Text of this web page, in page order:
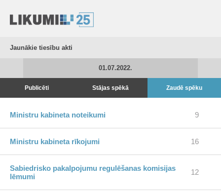
Jaunākie tiesību akti
01.07.2022.
Publicēti Stājas spēkā Zaudē spēku
Ministru kabineta noteikumi 9
Ministru kabineta rīkojumi 16
Sabiedrisko pakalpojumu regulēšanas komisijas
lēmumi
12